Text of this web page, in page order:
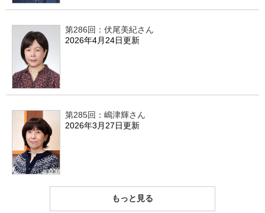
第286回：伏尾美紀さん
2026年4月24日更新
第285回：嶋津輝さん
2026年3月27日更新
もっと見る